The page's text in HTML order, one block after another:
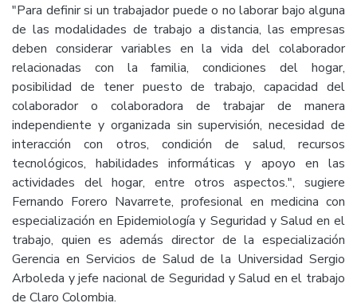
"Para definir si un trabajador puede o no laborar bajo alguna
de las modalidades de trabajo a distancia, las empresas
deben considerar variables en la vida del colaborador
relacionadas con la familia, condiciones del hogar,
posibilidad de tener puesto de trabajo, capacidad del
colaborador o colaboradora de trabajar de manera
independiente y organizada sin supervisión, necesidad de
interacción con otros, condición de salud, recursos
tecnológicos, habilidades informáticas y apoyo en las
actividades del hogar, entre otros aspectos.", sugiere
Fernando Forero Navarrete, profesional en medicina con
especialización en Epidemiología y Seguridad y Salud en el
trabajo, quien es además director de la especialización
Gerencia en Servicios de Salud de la Universidad Sergio
Arboleda y jefe nacional de Seguridad y Salud en el trabajo
de Claro Colombia.